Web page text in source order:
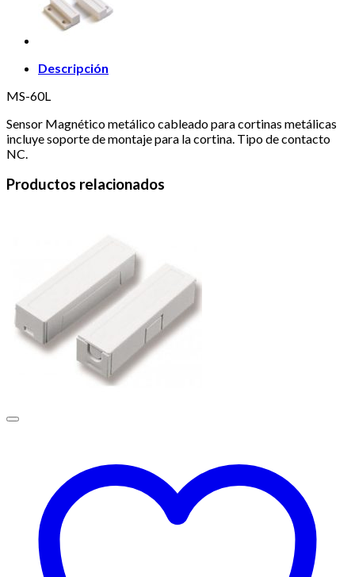
Descripción
MS-60L
Sensor Magnético metálico cableado para cortinas metálicas
incluye soporte de montaje para la cortina. Tipo de contacto
NC.
Productos relacionados